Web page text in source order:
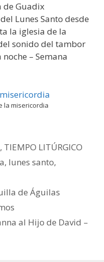
de Guadix
Lunes Santo desde
la iglesia de la
sonido del tambor
– Semana
la misericordia
, TIEMPO LITÚRGICO
, lunes santo,
de Águilas
al Hijo de David –